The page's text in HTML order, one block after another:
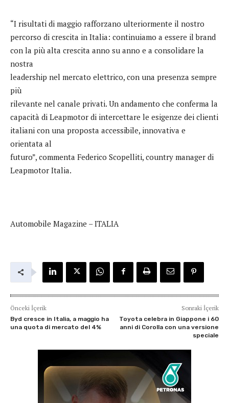
“I risultati di maggio rafforzano ulteriormente il nostro
percorso di crescita in Italia: continuiamo a essere il brand
con la più alta crescita anno su anno e a consolidare la
nostra
leadership nel mercato elettrico, con una presenza sempre
più
rilevante nel canale privati. Un andamento che conferma la
capacità di Leapmotor di intercettare le esigenze dei clienti
italiani con una proposta accessibile, innovativa e
orientata al
futuro”, commenta Federico Scopelliti, country manager di
Leapmotor Italia.
Automobile Magazine – ITALIA
Önceki İçerik
Byd cresce in Italia, a maggio ha
una quota di mercato del 4%
Sonraki İçerik
Toyota celebra in Giappone i 60
anni di Corolla con una versione
speciale